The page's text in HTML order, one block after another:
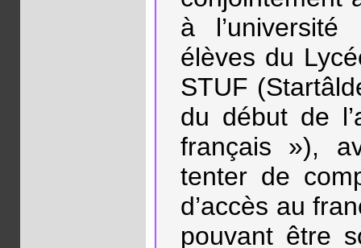
à
élèves du
STUF
du début de
français »),
tenter de
d’accès au
pouvant être